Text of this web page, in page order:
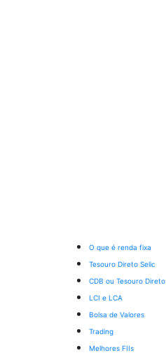
O que é renda fixa
Tesouro Direto Selic
CDB ou Tesouro Direto
LCI e LCA
Bolsa de Valores
Trading
Melhores FIIs